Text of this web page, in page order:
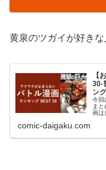
黄泉のツガイが好き
【
30-
ン
今回
ま
画は
ま
comic-daigaku.com